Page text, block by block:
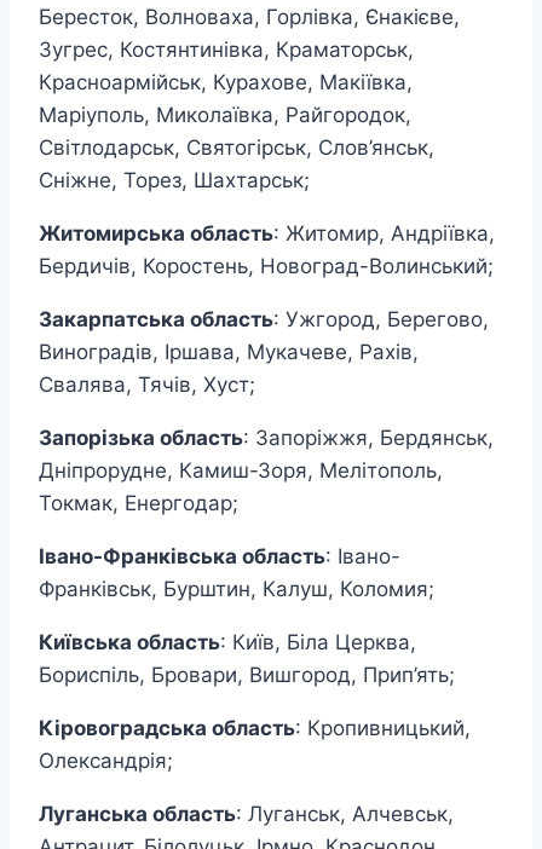
Бересток, Волноваха, Горлівка, Єнакієве,
Зугрес, Костянтинівка, Краматорськ,
Красноармійськ, Курахове, Макіївка,
Маріуполь, Миколаївка, Райгородок,
Світлодарськ, Святогірськ, Слов’янськ,
Сніжне, Торез, Шахтарськ;
Житомирська область: Житомир, Андріївка,
Бердичів, Коростень, Новоград-Волинський;
Закарпатська область: Ужгород, Берегово,
Виноградів, Іршава, Мукачеве, Рахів,
Свалява, Тячів, Хуст;
Запорізька область: Запоріжжя, Бердянськ,
Дніпрорудне, Камиш-Зоря, Мелітополь,
Токмак, Енергодар;
Івано-Франківська область: Івано-
Франківськ, Бурштин, Калуш, Коломия;
Київська область: Київ, Біла Церква,
Бориспіль, Бровари, Вишгород, Прип’ять;
Кіровоградська область: Кропивницький,
Олександрія;
Луганська область: Луганськ, Алчевськ,